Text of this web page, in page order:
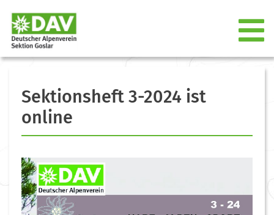
Sektionsheft 3-2024 ist
online